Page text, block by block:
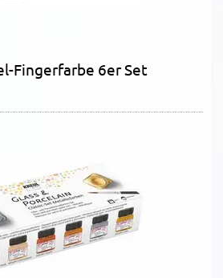
Fingerfarbe 6er Set